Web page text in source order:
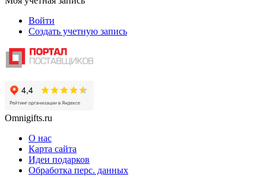
Войти
Создать учетную запись
Omnigifts.ru
О нас
Карта сайта
Идеи подарков
Обработка перс. данных